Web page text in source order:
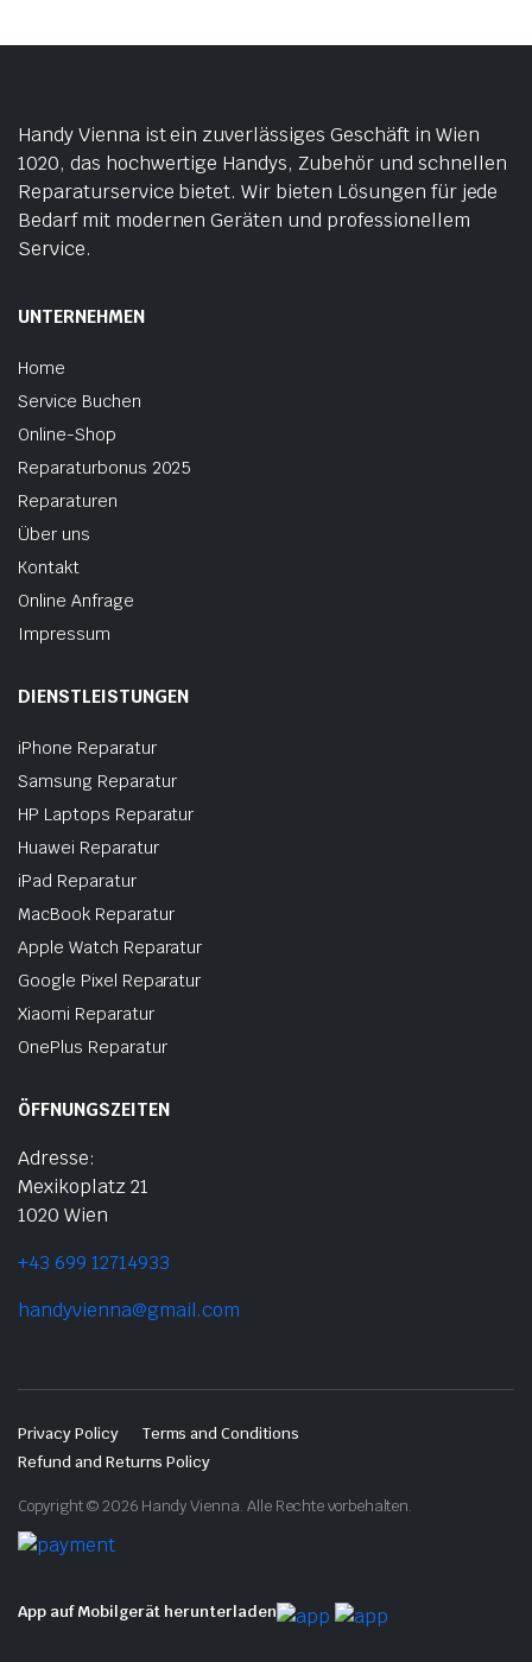
Handy Vienna ist ein zuverlässiges Geschäft in Wien
1020, das hochwertige Handys, Zubehör und schnellen
Reparaturservice bietet. Wir bieten Lösungen für jede
Bedarf mit modernen Geräten und professionellem
Service.
UNTERNEHMEN
Home
Service Buchen
Online-Shop
Reparaturbonus 2025
Reparaturen
Über uns
Kontakt
Online Anfrage
Impressum
DIENSTLEISTUNGEN
iPhone Reparatur
Samsung Reparatur
HP Laptops Reparatur
Huawei Reparatur
iPad Reparatur
MacBook Reparatur
Apple Watch Reparatur
Google Pixel Reparatur
Xiaomi Reparatur
OnePlus Reparatur
ÖFFNUNGSZEITEN
Adresse:
Mexikoplatz 21
1020 Wien
+43 699 12714933
handyvienna@gmail.com
Privacy Policy
Terms and Conditions
Refund and Returns Policy
Copyright © 2026 Handy Vienna. Alle Rechte vorbehalten.
App auf Mobilgerät herunterladen